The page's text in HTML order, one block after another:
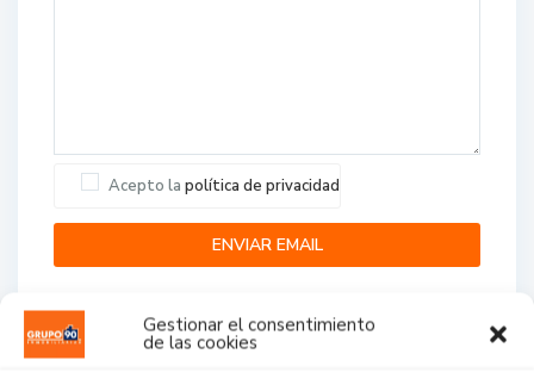
Gestionar el consentimiento
de las cookies
Acepto la política de privacidad